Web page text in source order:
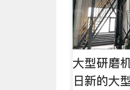
大型研磨
日新的大